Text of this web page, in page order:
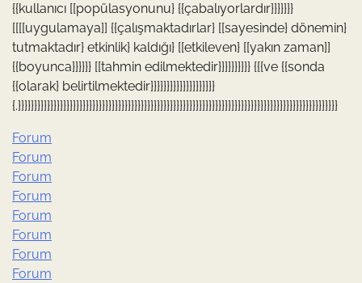
{{kullanıcı [[popülasyonunu} {{çabalıyorlardır}}}}}}}
[[[[uygulamaya]] {{çalışmaktadırlar} [[sayesinde} dönemin}
tutmaktadır} etkinlik} kaldığı} [[etkileven} [[yakın zaman]]
{{boyunca}}}}}} [[tahmin edilmektedir}}}}}}}}}} {{{ve {{sonda
{{olarak} belirtilmektedir}}}}}}}}}}}}}}}}}}}}
{.}}}}}}}}}}}}}}}}}}}}}}}}}}}}}}}}}}}}}}}}}}}}}}}}}}}}}}}}}}}}}}}}}}}}}}}}}}}}}}}}}}}}}}}}}}}}}}}}}}}
Forum
Forum
Forum
Forum
Forum
Forum
Forum
Forum